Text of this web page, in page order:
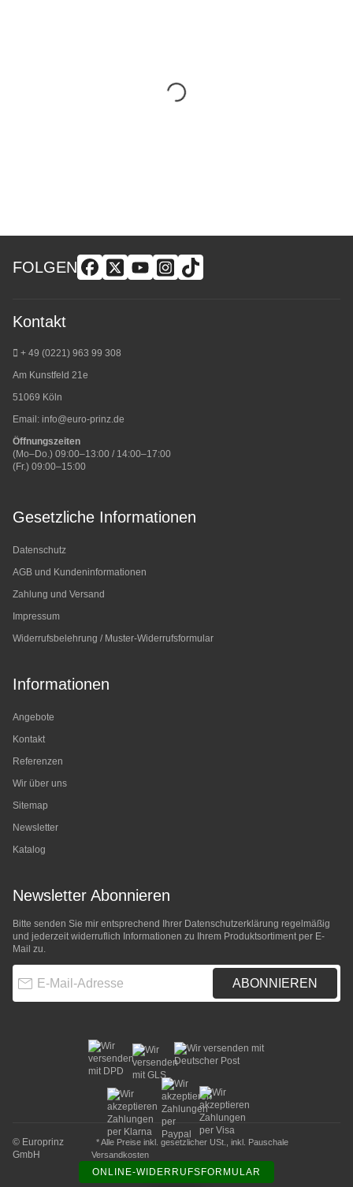
FOLGEN
Kontakt
+ 49 (0221) 963 99 308
Am Kunstfeld 21e
51069 Köln
Email: info@euro-prinz.de
Öffnungszeiten
(Mo–Do.) 09:00–13:00 / 14:00–17:00
(Fr.) 09:00–15:00
Gesetzliche Informationen
Datenschutz
AGB und Kundeninformationen
Zahlung und Versand
Impressum
Widerrufsbelehrung / Muster-Widerrufsformular
Informationen
Angebote
Kontakt
Referenzen
Wir über uns
Sitemap
Newsletter
Katalog
Newsletter Abonnieren
Bitte senden Sie mir entsprechend Ihrer Datenschutzerklärung regelmäßig
und jederzeit widerruflich Informationen zu Ihrem Produktsortiment per E-
Mail zu.
ABONNIEREN
© Europrinz
GmbH
* Alle Preise inkl. gesetzlicher USt., inkl.
Pauschale
Versandkosten
ONLINE-WIDERRUFSFORMULAR